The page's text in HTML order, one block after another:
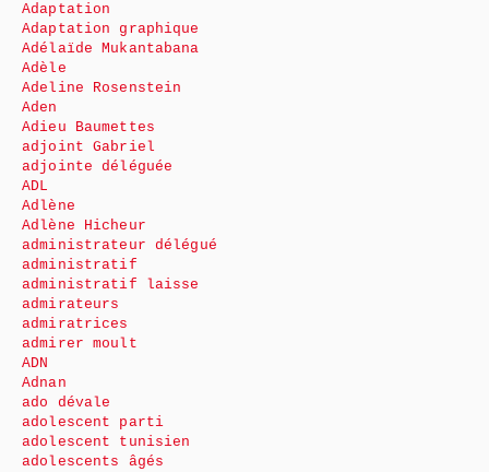
Adaptation
Adaptation graphique
Adélaïde Mukantabana
Adèle
Adeline Rosenstein
Aden
Adieu Baumettes
adjoint Gabriel
adjointe déléguée
ADL
Adlène
Adlène Hicheur
administrateur délégué
administratif
administratif laisse
admirateurs
admiratrices
admirer moult
ADN
Adnan
ado dévale
adolescent parti
adolescent tunisien
adolescents âgés